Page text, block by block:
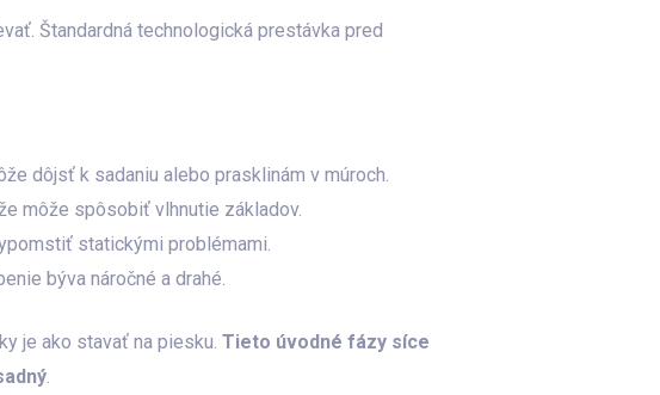
Štandardná technologická prestávka pred
dôjsť k sadaniu alebo prasklinám v múroch.
môže spôsobiť vlhnutie základov.
statickými problémami.
býva náročné a drahé.
je ako stavať na piesku. Tieto úvodné fázy síce
.